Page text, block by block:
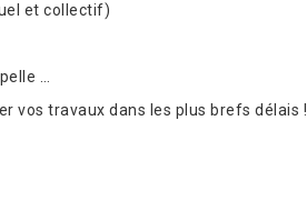
et collectif)
…
vos travaux dans les plus brefs délais !